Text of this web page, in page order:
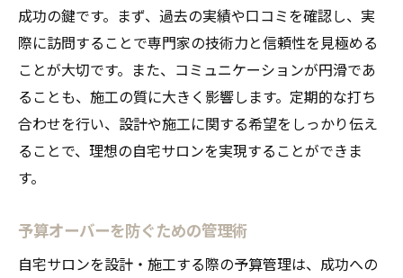
成功の鍵です。まず、過去の実績や口コミを確認し、実
際に訪問することで専門家の技術力と信頼性を見極める
ことが大切です。また、コミュニケーションが円滑であ
ることも、施工の質に大きく影響します。定期的な打ち
合わせを行い、設計や施工に関する希望をしっかり伝え
ることで、理想の自宅サロンを実現することができま
す。
予算オーバーを防ぐための管理術
自宅サロンを設計・施工する際の予算管理は、成功への